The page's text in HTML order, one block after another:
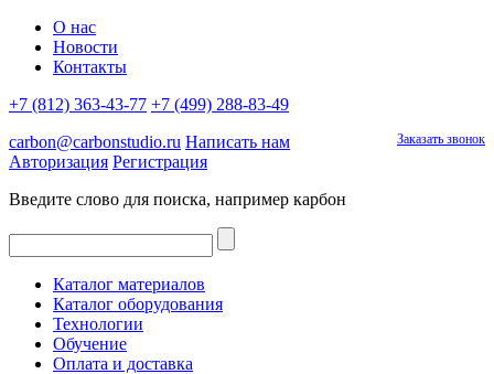
О нас
Новости
Контакты
+7 (812) 363-43-77 +7 (499) 288-83-49
Заказать звонок
carbon@carbonstudio.ru Написать нам
Авторизация Регистрация
Введите слово для поиска, например карбон
Каталог материалов
Каталог оборудования
Технологии
Обучение
Оплата и доставка